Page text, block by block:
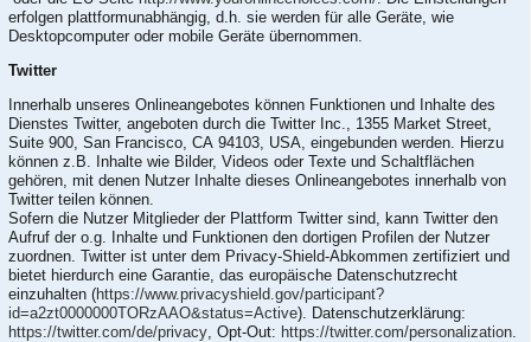
erfolgen plattformunabhängig, d.h. sie werden für alle Geräte, wie
Desktopcomputer oder mobile Geräte übernommen.
Twitter
Innerhalb unseres Onlineangebotes können Funktionen und Inhalte des
Dienstes Twitter, angeboten durch die Twitter Inc., 1355 Market Street,
Suite 900, San Francisco, CA 94103, USA, eingebunden werden. Hierzu
können z.B. Inhalte wie Bilder, Videos oder Texte und Schaltflächen
gehören, mit denen Nutzer Inhalte dieses Onlineangebotes innerhalb von
Twitter teilen können.
Sofern die Nutzer Mitglieder der Plattform Twitter sind, kann Twitter den
Aufruf der o.g. Inhalte und Funktionen den dortigen Profilen der Nutzer
zuordnen. Twitter ist unter dem Privacy-Shield-Abkommen zertifiziert und
bietet hierdurch eine Garantie, das europäische Datenschutzrecht
einzuhalten (https://www.privacyshield.gov/participant?
id=a2zt0000000TORzAAO&status=Active). Datenschutzerklärung:
https://twitter.com/de/privacy , Opt-Out: https://twitter.com/personalization